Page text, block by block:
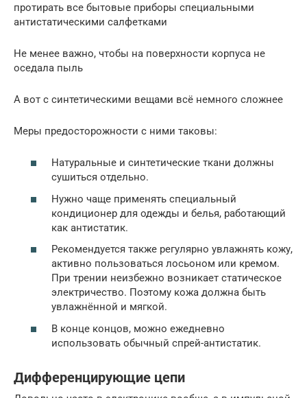
протирать все бытовые приборы специальными
антистатическими салфетками
Не менее важно, чтобы на поверхности корпуса не
оседала пыль
А вот с синтетическими вещами всё немного сложнее
Меры предосторожности с ними таковы:
Натуральные и синтетические ткани должны
сушиться отдельно.
Нужно чаще применять специальный
кондиционер для одежды и белья, работающий
как антистатик.
Рекомендуется также регулярно увлажнять кожу,
активно пользоваться лосьоном или кремом.
При трении неизбежно возникает статическое
электричество. Поэтому кожа должна быть
увлажнённой и мягкой.
В конце концов, можно ежедневно
использовать обычный спрей-антистатик.
Дифференцирующие цепи